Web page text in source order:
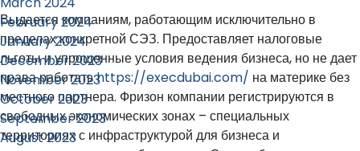
Выдается компаниям, работающим исключительно в
пределах конкретной СЭЗ. Предоставляет налоговые
льготы и упрощенные условия ведения бизнеса, но не дает
права работатьhttps://execdubai.com/ на материке без
местного партнера. Фризон компании регистрируются в
свободных экономических зонах – специальных
территориях с инфраструктурой для бизнеса и
February 2024
January 2024
December 2023
November 2023
October 2023
September 2023
August 2023